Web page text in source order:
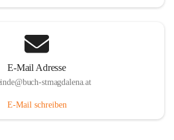
E-Mail Adresse
stmagdalena.at
E-Mail schreiben